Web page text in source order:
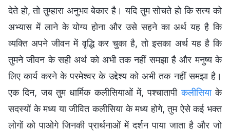
देते हो, तो तुम्हारा अनुभव बेकार है। यदि तुम सोचते हो कि सत्य को
अभ्यास में लाने के योग्य होना और उसे सहने का अर्थ यह है कि
व्यक्ति अपने जीवन में वृद्धि कर चुका है, तो इसका अर्थ यह है कि
तुमने जीवन के सही अर्थ को अभी तक नहीं समझा है और मनुष्य के
लिए कार्य करने के परमेश्वर के उद्देश्य को अभी तक नहीं समझा है।
एक दिन, जब तुम धार्मिक कलीसियाओं में, पश्चातापीकलीसियाके
सदस्यों के मध्य या जीवित कलीसिया के मध्य होगे, तुम ऐसे कई भक्त
लोगों को पाओगे जिनकी प्रार्थनाओं में दर्शन पाया जाता है और जो